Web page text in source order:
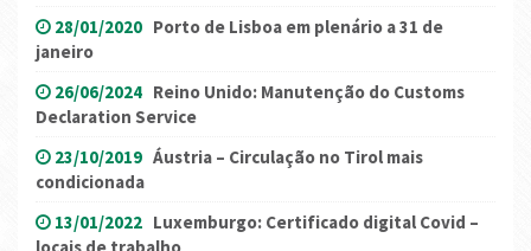
28/01/2020 Porto de Lisboa em plenário a 31 de
janeiro
26/06/2024 Reino Unido: Manutenção do Customs
Declaration Service
23/10/2019 Áustria – Circulação no Tirol mais
condicionada
13/01/2022 Luxemburgo: Certificado digital Covid –